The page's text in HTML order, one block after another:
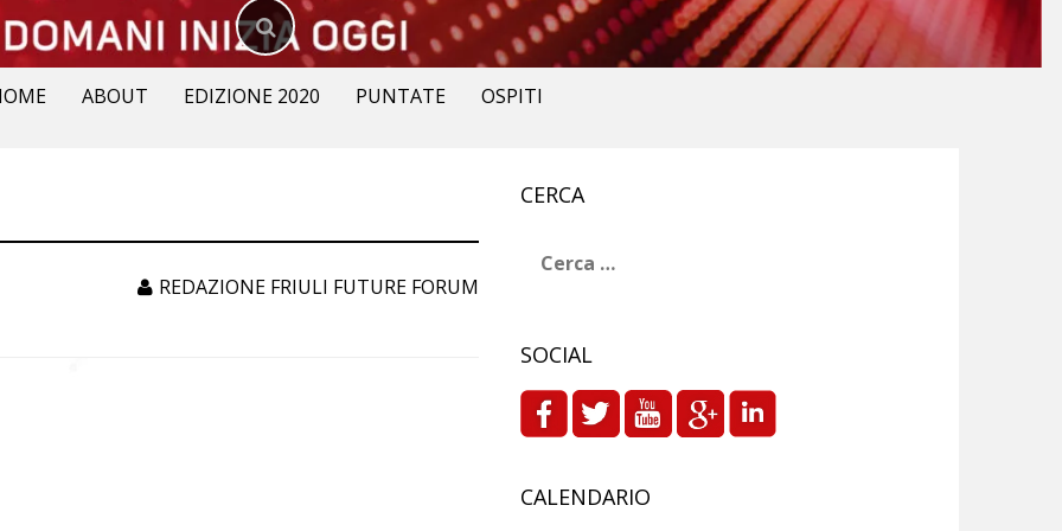
ABOUT EDIZIONE 2020 PUNTATE OSPITI
REDAZIONE FRIULI FUTURE FORUM
CERCA
per:
SOCIAL
CALENDARIO